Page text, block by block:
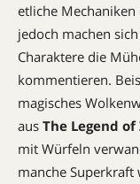
etliche
jedoch machen
Charaktere die
kommentieren.
magisches
aus The Legend
mit Würfeln
manche Superkraft